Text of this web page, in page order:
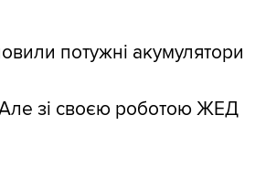
потужні акумулятори
Але зі своєю роботою ЖЕД